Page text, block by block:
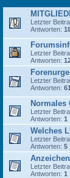
Letzter
Antworten:
Letzter
Antworten:
Letzter
Antworten: 61
Normales
Letzter
Antworten: 1
Welches
Letzter
Antworten: 5
Letzter
Antworten: 1